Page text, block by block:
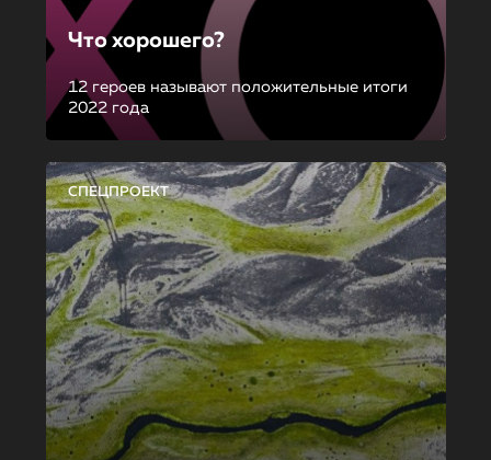
Что хорошего?
12 героев называют положительные итоги
2022 года
СПЕЦПРОЕКТ